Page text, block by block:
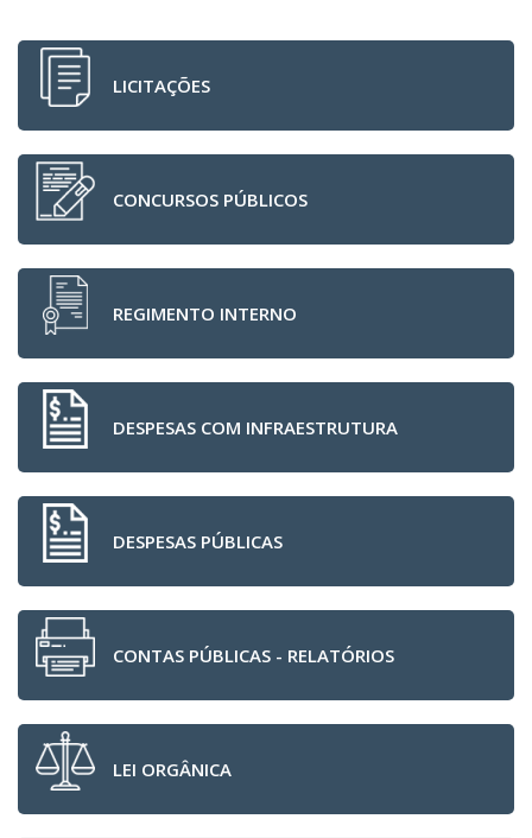
LICITAÇÕES
CONCURSOS PÚBLICOS
REGIMENTO INTERNO
DESPESAS COM INFRAESTRUTURA
DESPESAS PÚBLICAS
CONTAS PÚBLICAS - RELATÓRIOS
LEI ORGÂNICA